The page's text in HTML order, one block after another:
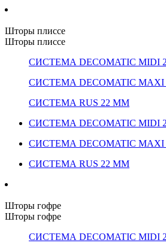
Шторы плиссе
Шторы плиссе
СИСТЕМА DECOMATIC MIDI
СИСТЕМА DECOMATIC
СИСТЕМА RUS 22 ММ
СИСТЕМА DECOMATIC MIDI
СИСТЕМА DECOMATIC
СИСТЕМА RUS 22 ММ
Шторы гофре
Шторы гофре
СИСТЕМА DECOMATIC MIDI